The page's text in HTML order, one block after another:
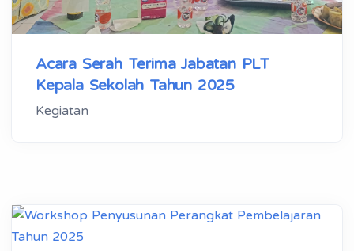
Acara Serah Terima Jabatan PLT
Kepala Sekolah Tahun 2025
Kegiatan